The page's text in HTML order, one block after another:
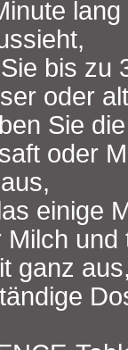
bis zu
oder
Sie
oder
einige
und
ganz